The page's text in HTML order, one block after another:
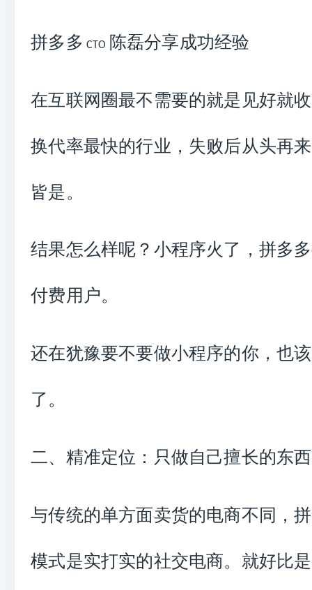
拼多多 CTO 陈磊分享成功经验
在互联网圈最不需要的就是见好就
换代率最快的行业，失败后从头再
皆是。
结果怎么样呢？小程序火了，拼多
付费用户。
还在犹豫要不要做小程序的你，也
了。
二、精准定位：只做自己擅长的东西
与传统的单方面卖货的电商不同，
模式是实打实的社交电商。就好比